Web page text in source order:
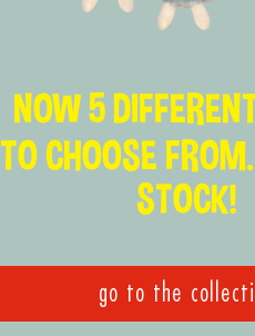
NOW 5
TO CHOOSE
STOCK!
go to the